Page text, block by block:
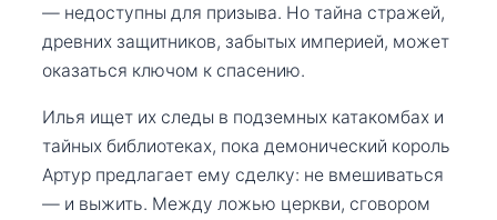
— недоступны для призыва. Но тайна стражей,
древних защитников, забытых империей, может
оказаться ключом к спасению.
Илья ищет их следы в подземных катакомбах и
тайных библиотеках, пока демонический король
Артур предлагает ему сделку: не вмешиваться
— и выжить. Между ложью церкви, сговором